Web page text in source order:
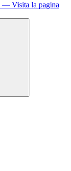
— Visita la pagina